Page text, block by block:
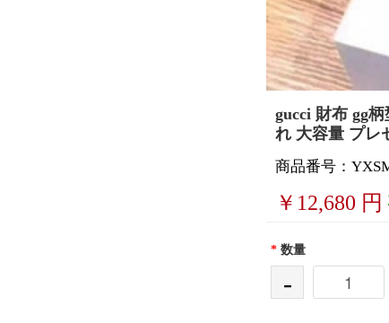
gucci 財布 gg
れ 大容量 プレ
商品番号：
￥ 12,680 円
* 数量
-